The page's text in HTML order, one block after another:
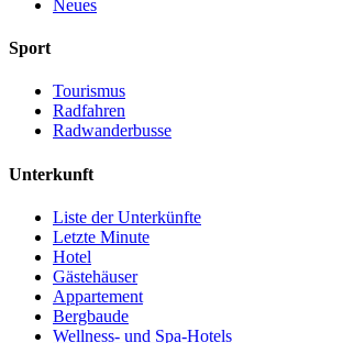
Neues
Sport
Tourismus
Radfahren
Radwanderbusse
Unterkunft
Liste der Unterkünfte
Letzte Minute
Hotel
Gästehäuser
Appartement
Bergbaude
Wellness- und Spa-Hotels